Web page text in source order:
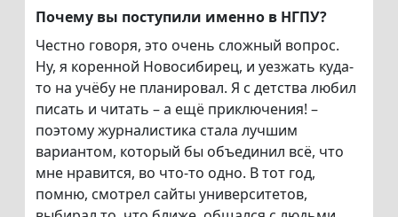
Почему вы поступили именно в НГПУ?
Честно говоря, это очень сложный вопрос.
Ну, я коренной Новосибирец, и уезжать куда-
то на учёбу не планировал. Я с детства любил
писать и читать – а ещё приключения! –
поэтому журналистика стала лучшим
вариантом, который бы объединил всё, что
мне нравится, во что-то одно. В тот год,
помню, смотрел сайты университетов,